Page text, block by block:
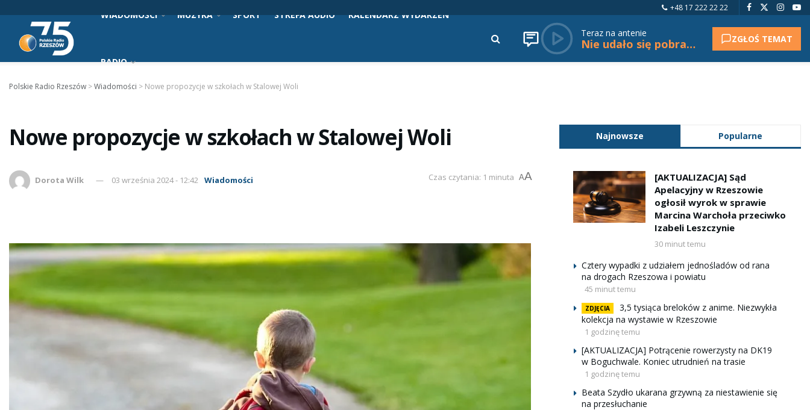
+48 17 222 22 22
WIADOMOŚCI MUZYKA SPORT STREFA AUDIO KALENDARZ WYDARZEŃ
RADIO
Teraz na antenie
Nie udało się pobrać tytułu. ZGŁOŚ TEMAT
Polskie Radio Rzeszów >Wiadomości > Nowe propozycje w szkołach w Stalowej Woli
Nowe propozycje w szkołach w Stalowej Woli
Dorota Wilk 03 września 2024 - 12:42 Wiadomości Czas czytania: 1 minuta AA
Najnowsze Popularne
[AKTUALIZACJA] Sąd
Apelacyjny w Rzeszowie
ogłosił wyrok w sprawie
Marcina Warchoła przeciwko
Izabeli Leszczynie
30 minut temu
Cztery wypadki z udziałem jednośladów od rana
na drogach Rzeszowa i powiatu
45 minut temu
ZDJĘCIA
3,5 tysiąca breloków z anime. Niezwykła
kolekcja na wystawie w Rzeszowie
1 godzinę temu
[AKTUALIZACJA] Potrącenie rowerzysty na DK19
w Boguchwale. Koniec utrudnień na trasie
1 godzinę temu
Beata Szydło ukarana grzywną za niestawienie się
na przesłuchanie